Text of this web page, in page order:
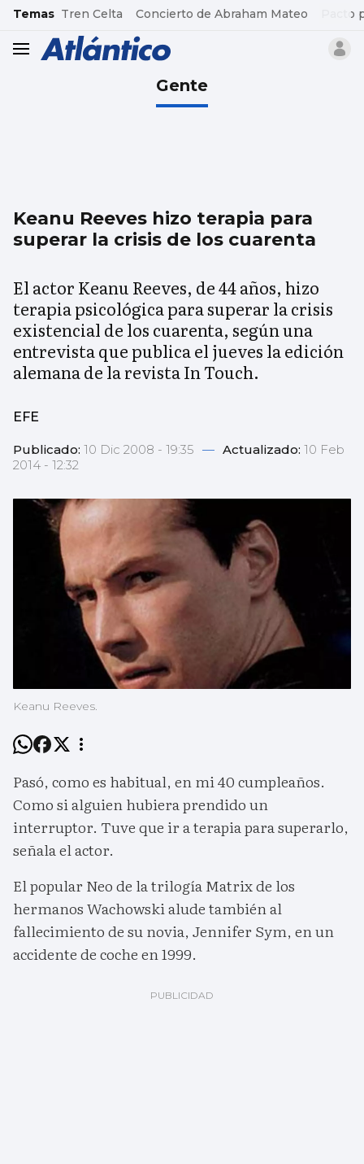
common.go-to-content
Temas Tren Celta Concierto de Abraham Mateo Pacto
header.menu.open
Gente
Keanu Reeves hizo terapia para
superar la crisis de los cuarenta
El actor Keanu Reeves, de 44 años, hizo
terapia psicológica para superar la crisis
existencial de los cuarenta, según una
entrevista que publica el jueves la edición
alemana de la revista In Touch.
EFE
Publicado: 10 Dic 2008 - 19:35 — Actualizado: 10 Feb
2014 - 12:32
Keanu Reeves.
Pasó, como es habitual, en mi 40 cumpleaños.
Como si alguien hubiera prendido un
interruptor. Tuve que ir a terapia para superarlo,
señala el actor.
El popular Neo de la trilogía Matrix de los
hermanos Wachowski alude también al
fallecimiento de su novia, Jennifer Sym, en un
accidente de coche en 1999.